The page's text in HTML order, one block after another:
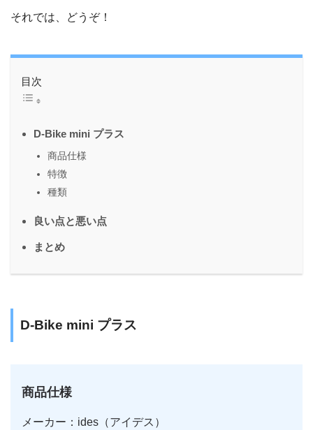
それでは、どうぞ！
目次
D-Bike mini プラス
商品仕様
特徴
種類
良い点と悪い点
まとめ
D-Bike mini プラス
商品仕様
メーカー：ides（アイデス）